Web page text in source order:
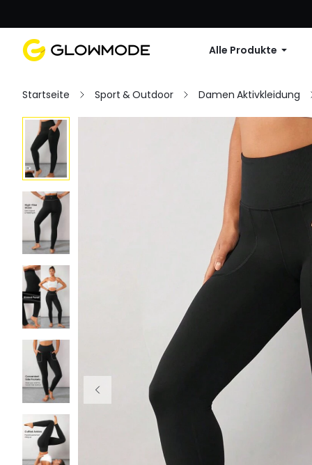
Alle Produkte
Startseite Sport & Outdoor Damen Aktivkleidung